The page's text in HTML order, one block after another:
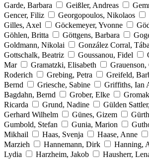
Garde, Barbara
Geißler, Andreas
Gencer, Filiz
Georgopoulos, Nikolaos
Gilles, Axel
Göckemeyer, Yvonne
Göhlen, Britta
Göttgens, Barbara
Goldmann, Nikolai
González Corral,
Gottschalk, Beatriz
Goussanou, Fidel
Mar
Gramatzki, Elisabeth Grauenson,
Roderich
Grebing, Petra Greifeld,
Bernd
Griesche, Sabine Griffiths, Ian
Bagdahn, Bernd
Grober, Elke
Ricarda
Grund, Nadine Gülden
Gerhard Wilhelm
Günes, Gizem
Gumbold, Stefan
Gunia, Marion
Mikhail
Haas, Svenja Haase, Anne
Marzieh
Hannemann, Dirk Hanning,
Lydia
Harzheim, Jakob Hausherr,